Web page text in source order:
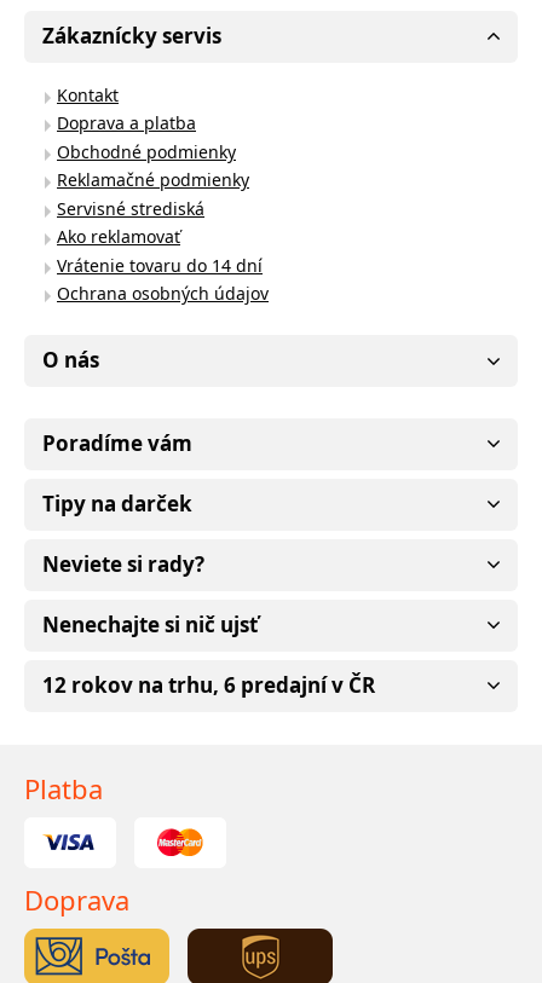
Zákaznícky servis
Kontakt
Doprava a platba
Obchodné podmienky
Reklamačné podmienky
Servisné strediská
Ako reklamovať
Vrátenie tovaru do 14 dní
Ochrana osobných údajov
O nás
Poradíme vám
Tipy na darček
Neviete si rady?
Nenechajte si nič ujsť
12 rokov na trhu, 6 predajní v ČR
Platba
Doprava